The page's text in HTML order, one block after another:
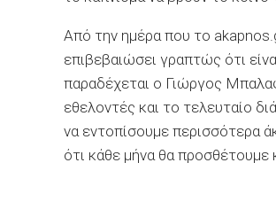
Από την ημέρα που το
επιβεβαιώσει γραπτώς ότι
παραδέχεται ο Γιώργος
εθελοντές και το τελευταίο
να εντοπίσουμε περισσότερα
ότι κάθε μήνα θα προσθέτουμε